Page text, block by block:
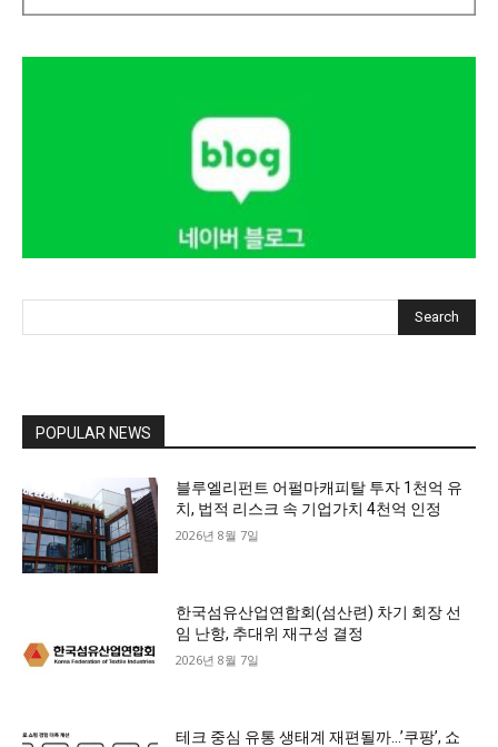
Search
POPULAR NEWS
블루엘리펀트 어펄마캐피탈 투자 1천억 유
치, 법적 리스크 속 기업가치 4천억 인정
2026년 8월 7일
한국섬유산업연합회(섬산련) 차기 회장 선
임 난항, 추대위 재구성 결정
2026년 8월 7일
테크 중심 유통 생태계 재편될까…’쿠팡’, 쇼